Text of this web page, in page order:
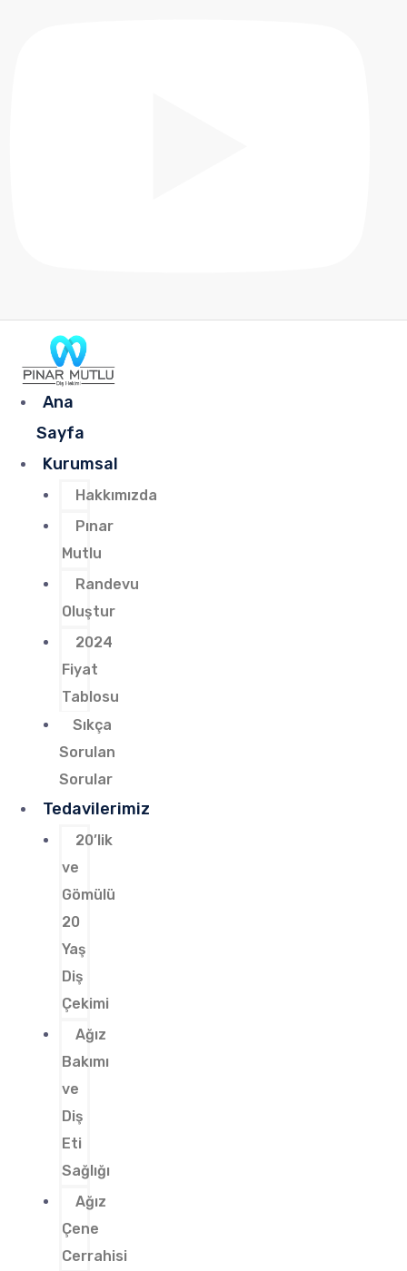
Ana
Sayfa
Kurumsal
Hakkımızda
Pınar
Mutlu
Randevu
Oluştur
2024
Fiyat
Tablosu
Sıkça
Sorulan
Sorular
Tedavilerimiz
20’lik
ve
Gömülü
20
Yaş
Diş
Çekimi
Ağız
Bakımı
ve
Diş
Eti
Sağlığı
Ağız
Çene
Cerrahisi